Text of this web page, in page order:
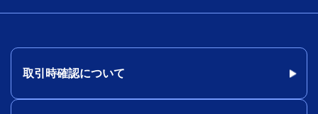
取引時確認について